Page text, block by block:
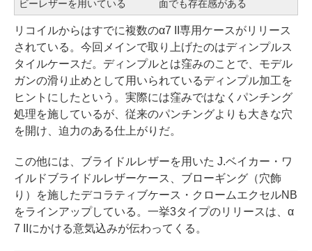
ビーレザーを用いている
面でも存在感がある
リコイルからはすでに複数のα7 II専用ケースがリリース
されている。今回メインで取り上げたのはディンプルス
タイルケースだ。ディンプルとは窪みのことで、モデル
ガンの滑り止めとして用いられているディンプル加工を
ヒントにしたという。実際には窪みではなくパンチング
処理を施しているが、従来のパンチングよりも大きな穴
を開け、迫力のある仕上がりだ。
この他には、ブライドルレザーを用いた J.ベイカー・ワ
イルドブライドルレザーケース、ブローギング（穴飾
り）を施したデコラティブケース・クロームエクセルNB
をラインアップしている。一挙3タイプのリリースは、α
7 IIにかける意気込みが伝わってくる。